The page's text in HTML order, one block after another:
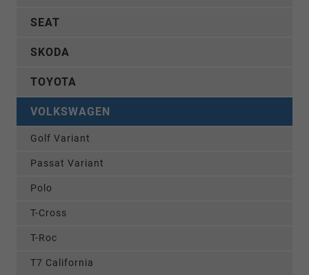
SEAT
SKODA
TOYOTA
VOLKSWAGEN
Golf Variant
Passat Variant
Polo
T-Cross
T-Roc
T7 California